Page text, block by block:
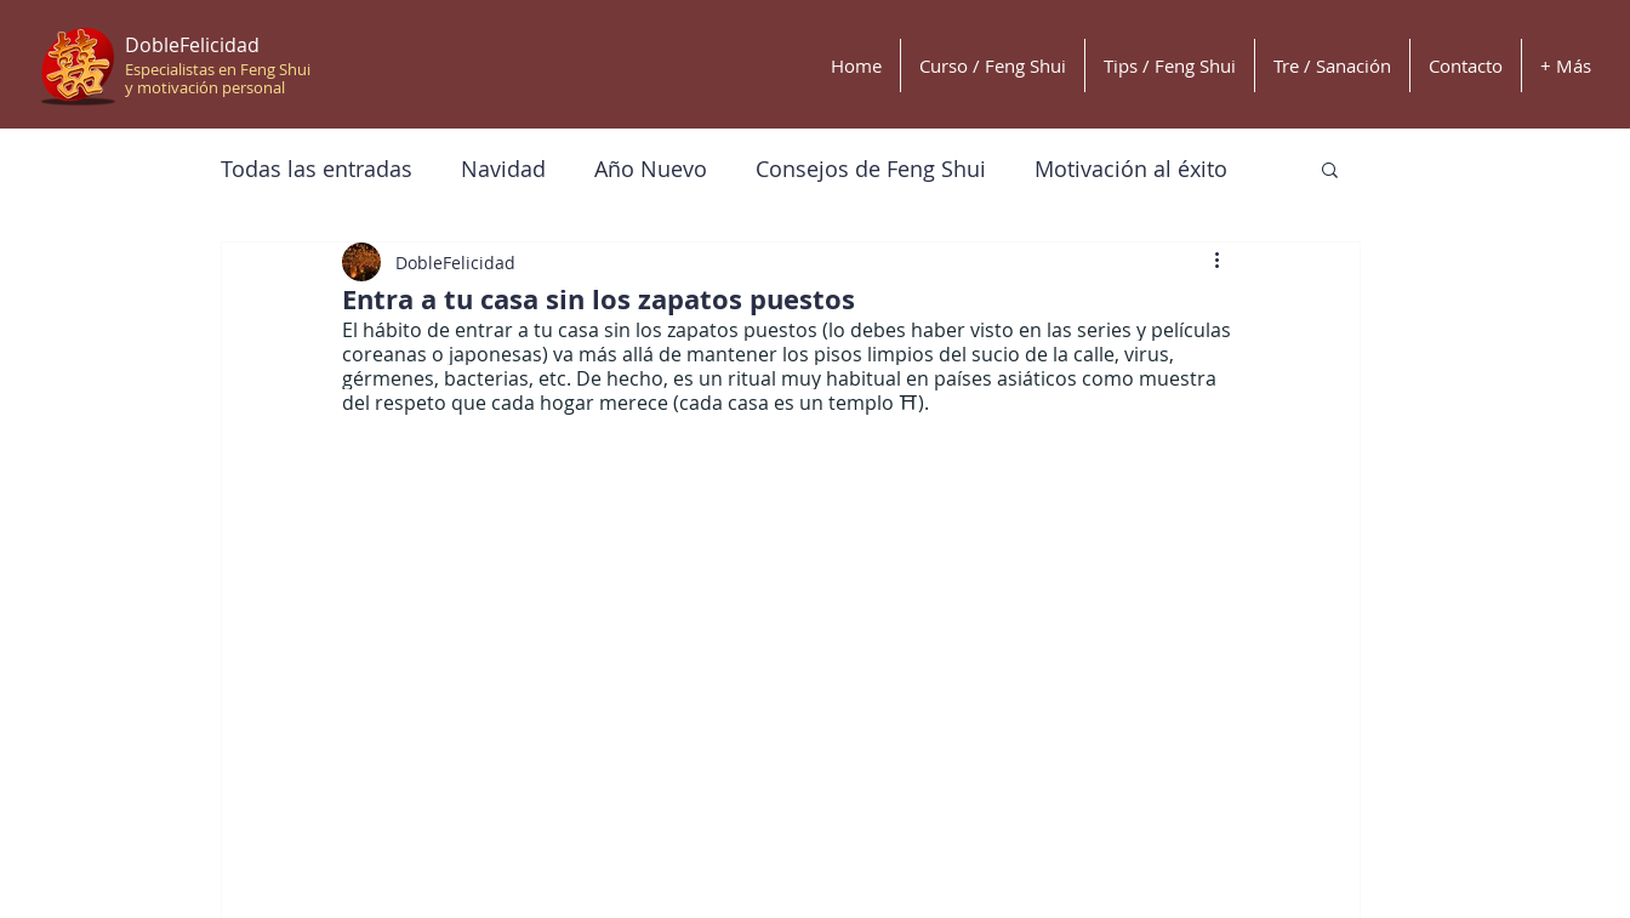
Todas las entradas Navidad Año Nuevo Consejos de Feng Shui Motivación al éxito
Feng Shui | Curso Rituales
Entra a tu casa sin los zapatos puestos
DobleFelicidad
El hábito de entrar a tu casa sin los zapatos puestos (lo debes haber visto en las series y películas
coreanas o japonesas) va más allá de mantener los pisos limpios del sucio de la calle, virus,
gérmenes, bacterias, etc. De hecho, es un ritual muy habitual en países asiáticos como muestra
del respeto que cada hogar merece (cada casa es un templo ⛩️).
DobleFelicidad
Especialistas en Feng Shui
y motivación personal
Home Curso / Feng Shui Tips / Feng Shui Tre / Sanación Contacto + Más